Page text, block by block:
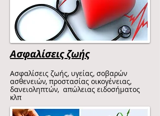
Ασφαλίσεις ζωής
Ασφαλίσεις ζωής, υγείας, σοβαρών
ασθενειών, προστασίας οικογένειας,
δανειοληπτών, απώλειας ειδοσήματος
κλπ